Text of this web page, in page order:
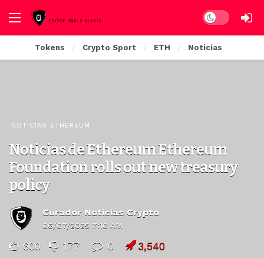
Dark mode
Tokens Crypto Sport ETH Noticias
NOTICIAS ETHEREUM
Noticias de Ethereum Ethereum
Foundation rolls out new treasury
policy
Curador Noticias Crypto
06/07/2025 7:10 AM
600 177 0 3,540